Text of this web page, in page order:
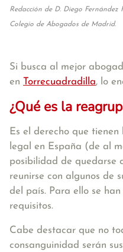
Redacción de D. Diego Fernández
Colegio de Abogados de Madrid.
Si busca al mejor
en Torrecuadradilla, lo
¿Qué es la
Es el derecho que
legal en España (de al
posibilidad de quedarse
reunirse con algunos de
del país. Para ello se
requisitos.
Cabe destacar que no
consanguinidad serán